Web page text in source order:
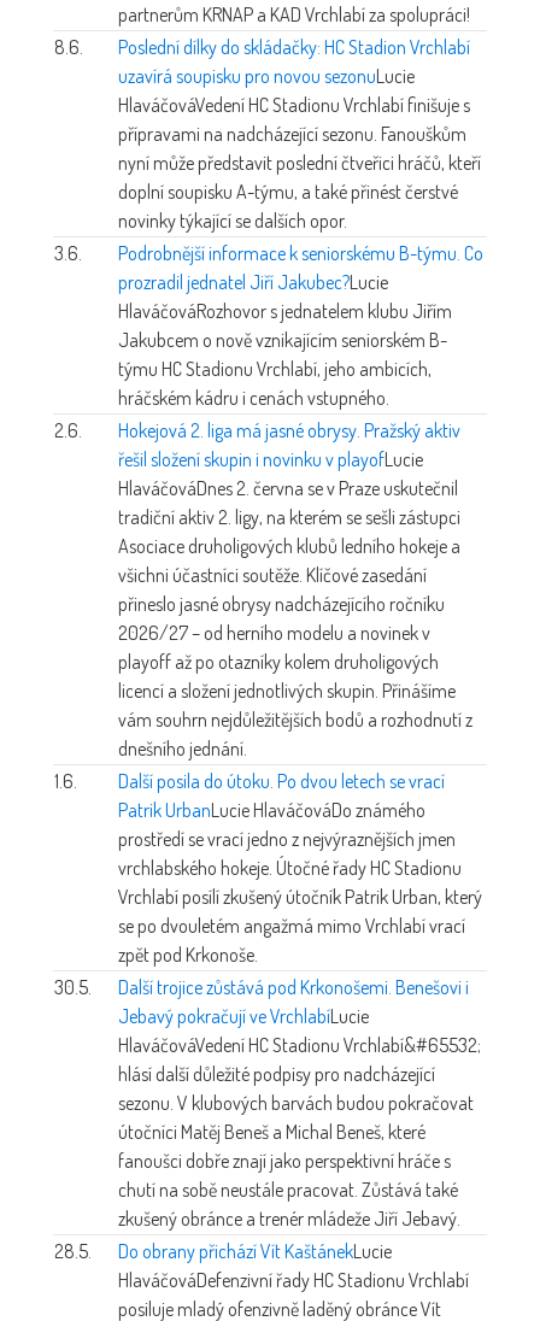
partnerům KRNAP a KAD Vrchlabí za spolupráci!
8.6.
Poslední dílky do skládačky: HC Stadion Vrchlabí
uzavírá soupisku pro novou sezonuLucie
HlaváčováVedení HC Stadionu Vrchlabí finišuje s
přípravami na nadcházející sezonu. Fanouškům
nyní může představit poslední čtveřici hráčů, kteří
doplní soupisku A-týmu, a také přinést čerstvé
novinky týkající se dalších opor.
3.6.
Podrobnější informace k seniorskému B-týmu. Co
prozradil jednatel Jiří Jakubec?Lucie
HlaváčováRozhovor s jednatelem klubu Jiřím
Jakubcem o nově vznikajícím seniorském B-
týmu HC Stadionu Vrchlabí, jeho ambicích,
hráčském kádru i cenách vstupného.
2.6.
Hokejová 2. liga má jasné obrysy. Pražský aktiv
řešil složení skupin i novinku v playofLucie
HlaváčováDnes 2. června se v Praze uskutečnil
tradiční aktiv 2. ligy, na kterém se sešli zástupci
Asociace druholigových klubů ledního hokeje a
všichni účastníci soutěže. Klíčové zasedání
přineslo jasné obrysy nadcházejícího ročníku
2026/27 – od herního modelu a novinek v
playoff až po otazníky kolem druholigových
licencí a složení jednotlivých skupin. Přinášíme
vám souhrn nejdůležitějších bodů a rozhodnutí z
dnešního jednání.
1.6.
Další posila do útoku. Po dvou letech se vrací
Patrik UrbanLucie HlaváčováDo známého
prostředí se vrací jedno z nejvýraznějších jmen
vrchlabského hokeje. Útočné řady HC Stadionu
Vrchlabí posílí zkušený útočník Patrik Urban, který
se po dvouletém angažmá mimo Vrchlabí vrací
zpět pod Krkonoše.
30.5.
Další trojice zůstává pod Krkonošemi. Benešovi i
Jebavý pokračují ve VrchlabíLucie
HlaváčováVedení HC Stadionu Vrchlabí&#65532;
hlásí další důležité podpisy pro nadcházející
sezonu. V klubových barvách budou pokračovat
útočníci Matěj Beneš a Michal Beneš, které
fanoušci dobře znají jako perspektivní hráče s
chutí na sobě neustále pracovat. Zůstává také
zkušený obránce a trenér mládeže Jiří Jebavý.
28.5.
Do obrany přichází Vít KaštánekLucie
HlaváčováDefenzivní řady HC Stadionu Vrchlabí
posiluje mladý ofenzivně laděný obránce Vít